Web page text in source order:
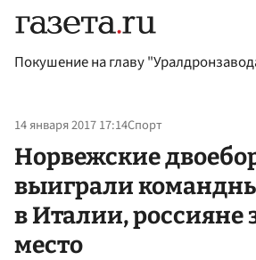
Покушение на главу
14 января 2017 17:14Спорт
Норвежские
выиграли
в Италии, россияне
место